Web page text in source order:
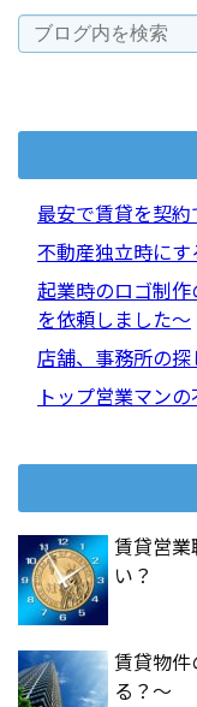
最安で賃貸を契
不動産独立時にす
起業時のロゴ制
を依頼しました～
店舗、事務所の探
トップ営業マン
賃貸営業
い？
賃貸物件
る？～